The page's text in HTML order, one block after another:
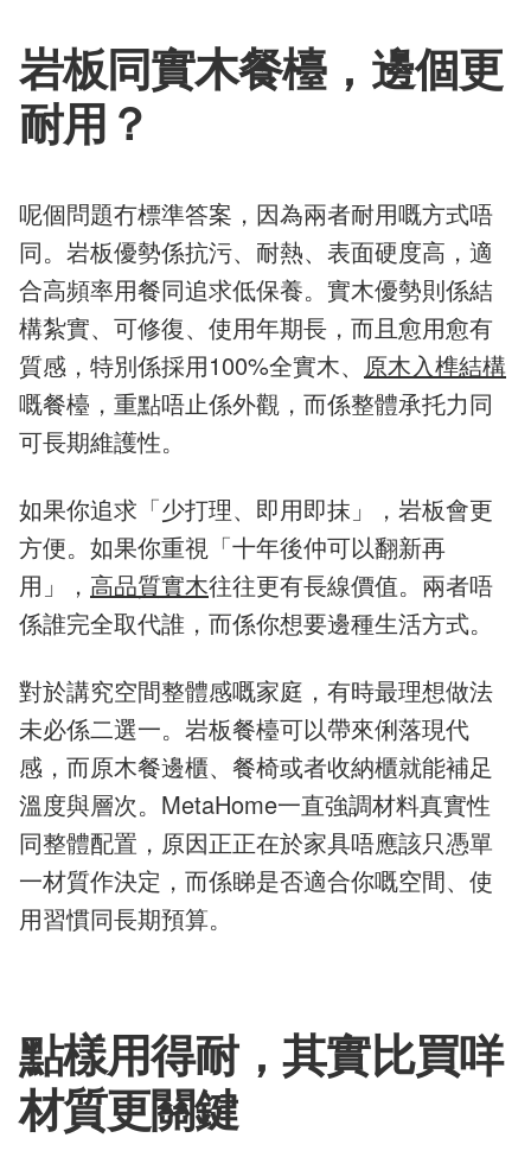
岩板同實木餐檯，邊個更
耐用？
呢個問題冇標準答案，因為兩者耐用嘅方式唔
同。岩板優勢係抗污、耐熱、表面硬度高，適
合高頻率用餐同追求低保養。實木優勢則係結
構紮實、可修復、使用年期長，而且愈用愈有
質感，特別係採用100%全實木、 原木入榫結構
嘅餐檯，重點唔止係外觀，而係整體承托力同
可長期維護性。
如果你追求「少打理、即用即抹」，岩板會更
方便。如果你重視「十年後仲可以翻新再
用」， 高品質實木往往更有長線價值。兩者唔
係誰完全取代誰，而係你想要邊種生活方式。
對於講究空間整體感嘅家庭，有時最理想做法
未必係二選一。岩板餐檯可以帶來俐落現代
感，而原木餐邊櫃、餐椅或者收納櫃就能補足
溫度與層次。MetaHome一直強調材料真實性
同整體配置，原因正正在於家具唔應該只憑單
一材質作決定，而係睇是否適合你嘅空間、使
用習慣同長期預算。
點樣用得耐，其實比買咩
材質更關鍵